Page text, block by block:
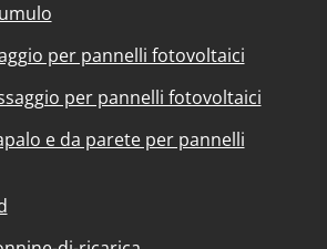
per pannelli fotovoltaici
per pannelli fotovoltaici
e da parete per pannelli